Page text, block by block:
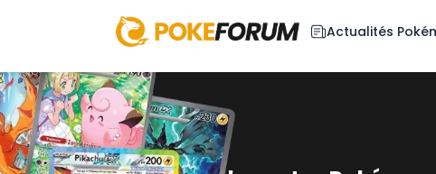
Actualités